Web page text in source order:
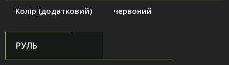
Колір (додатковий) червоний
РУЛЬ